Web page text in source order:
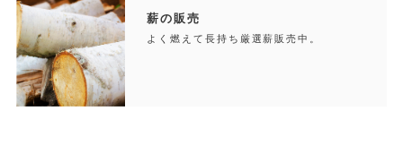
薪の販売
よく燃えて長持ち厳選薪販売中。